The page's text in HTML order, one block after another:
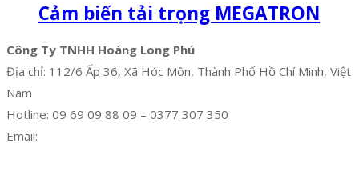
Cảm biến tải trọng MEGATRON
Công Ty TNHH Hoàng Long Phú
Địa chỉ: 112/6 Ấp 36, Xã Hóc Môn, Thành Phố Hồ Chí Minh, Việt
Nam
Hotline: 09 69 09 88 09 – 0377 307 350
Email: